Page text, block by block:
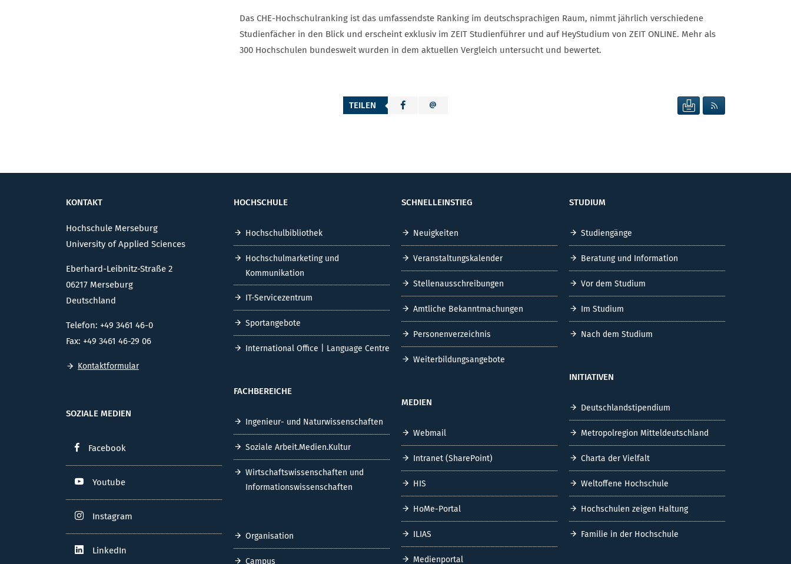
Das CHE-Hochschulranking ist das umfassendste Ranking im deutschsprachigen Raum, nimmt jährlich verschiedene
Studienfächer in den Blick und erscheint exklusiv im ZEIT Studienführer und auf HeyStudium von ZEIT ONLINE. Mehr als
300 Hochschulen bundesweit wurden in dem aktuellen Vergleich untersucht und bewertet.
TEILEN SEITE DRUCKEN
KONTAKT
Hochschule Merseburg
University of Applied Sciences
Eberhard-Leibnitz-Straße 2
06217 Merseburg
Deutschland
Telefon: +49 3461 46-0
Fax: +49 3461 46-29 06
Kontaktformular
SOZIALE MEDIEN
Facebook
Youtube
Instagram
LinkedIn
HOCHSCHULE
Hochschulbibliothek
Hochschulmarketing und
Kommunikation
IT-Servicezentrum
Sportangebote
International Office | Language Centre
FACHBEREICHE
Ingenieur- und Naturwissenschaften
Soziale Arbeit.Medien.Kultur
Wirtschaftswissenschaften und
Informationswissenschaften
Organisation
Campus
SCHNELLEINSTIEG
Neuigkeiten
Veranstaltungskalender
Stellenausschreibungen
Amtliche Bekanntmachungen
Personenverzeichnis
Weiterbildungsangebote
MEDIEN
Webmail
Intranet (SharePoint)
HIS
HoMe-Portal
ILIAS
Medienportal
STUDIUM
Studiengänge
Beratung und Information
Vor dem Studium
Im Studium
Nach dem Studium
INITIATIVEN
Deutschlandstipendium
Metropolregion Mitteldeutschland
Charta der Vielfalt
Weltoffene Hochschule
Hochschulen zeigen Haltung
Familie in der Hochschule